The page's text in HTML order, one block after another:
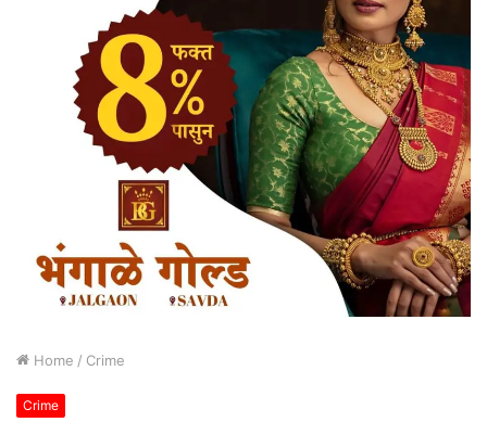
Home / Crime
Crime